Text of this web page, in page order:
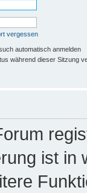
vergessen
automatisch anmelden
während dieser Sitzung
ist in